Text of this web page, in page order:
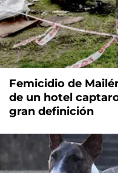
Femicidio de
de un hotel
gran definición